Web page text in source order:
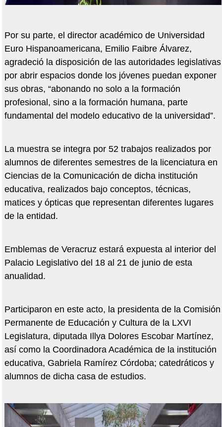
Por su parte, el director académico de Universidad
Euro Hispanoamericana, Emilio Faibre Álvarez,
agradeció la disposición de las autoridades legislativas
por abrir espacios donde los jóvenes puedan exponer
sus obras, “abonando no solo a la formación
profesional, sino a la formación humana, parte
fundamental del modelo educativo de la universidad”.
La muestra se integra por 52 trabajos realizados por
alumnos de diferentes semestres de la licenciatura en
Ciencias de la Comunicación de dicha institución
educativa, realizados bajo conceptos, técnicas,
matices y ópticas que representan diferentes lugares
de la entidad.
Emblemas de Veracruz estará expuesta al interior del
Palacio Legislativo del 18 al 21 de junio de esta
anualidad.
Participaron en este acto, la presidenta de la Comisión
Permanente de Educación y Cultura de la LXVI
Legislatura, diputada Illya Dolores Escobar Martínez,
así como la Coordinadora Académica de la institución
educativa, Gabriela Ramírez Córdoba; catedráticos y
alumnos de dicha casa de estudios.